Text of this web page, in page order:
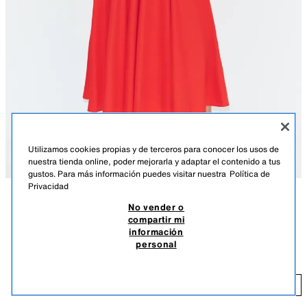
COMPOSICIÓNMEDIDAS
Zapato tipo sandalia plana. Estilo pala. Tira delantera con detalle de
calados. Acabado en punta redonda.
SANDALIA PALA CALADOS
$
Utilizamos cookies propias y de terceros para conocer los usos de
nuestra tienda online, poder mejorarla y adaptar el contenido a tus
gustos. Para más información puedes visitar nuestra Política de
Privacidad
No vender o
compartir mi
información
personal